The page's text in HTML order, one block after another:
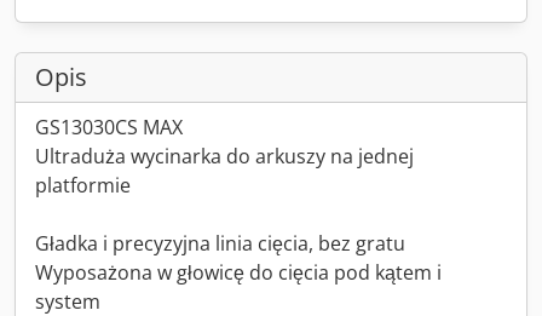
Opis
GS13030CS MAX
Ultraduża wycinarka do arkuszy na jednej
platformie
Gładka i precyzyjna linia cięcia, bez gratu
Wyposażona w głowicę do cięcia pod kątem i
system